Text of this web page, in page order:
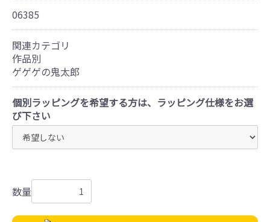
06385
関連カテゴリ
作品別
ゲゲゲの鬼太郎
個別ラッピングを希望する方は、ラッピング仕様をお選
び下さい
数量